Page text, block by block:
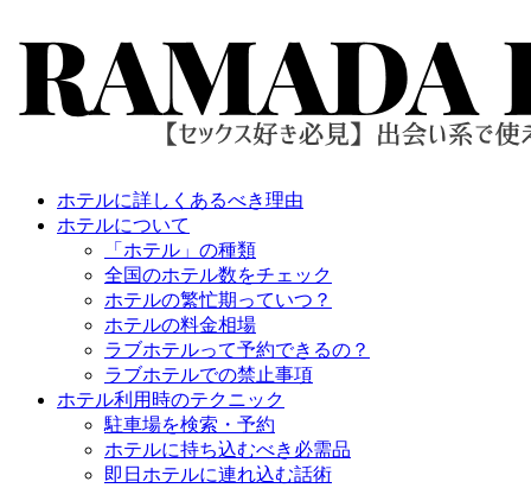
ホテルに詳しくあるべき理由
ホテルについて
「ホテル」の種類
全国のホテル数をチェック
ホテルの繁忙期っていつ？
ホテルの料金相場
ラブホテルって予約できるの？
ラブホテルでの禁止事項
ホテル利用時のテクニック
駐車場を検索・予約
ホテルに持ち込むべき必需品
即日ホテルに連れ込む話術